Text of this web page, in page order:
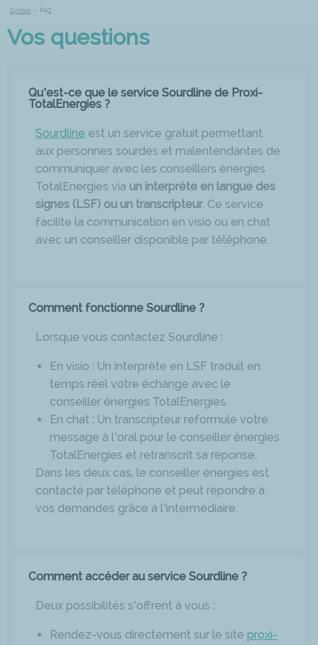
Syndics > FAQ
Vos questions
Qu’est-ce que le service Sourdline de Proxi-
TotalEnergies ?
Sourdline est un service gratuit permettant
aux personnes sourdes et malentendantes de
communiquer avec les conseillers énergies
TotalEnergies via un interprète en langue des
signes (LSF) ou un transcripteur. Ce service
facilite la communication en visio ou en chat
avec un conseiller disponible par téléphone.
Comment fonctionne Sourdline ?
Lorsque vous contactez Sourdline :
En visio : Un interprète en LSF traduit en
temps réel votre échange avec le
conseiller énergies TotalEnergies.
En chat : Un transcripteur reformule votre
message à l’oral pour le conseiller énergies
TotalEnergies et retranscrit sa réponse.
Dans les deux cas, le conseiller énergies est
contacté par téléphone et peut répondre à
vos demandes grâce à l’intermédiaire.
Comment accéder au service Sourdline ?
Deux possibilités s’offrent à vous :
Rendez-vous directement sur le site proxi-